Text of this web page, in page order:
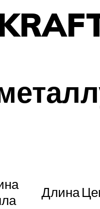
Длина